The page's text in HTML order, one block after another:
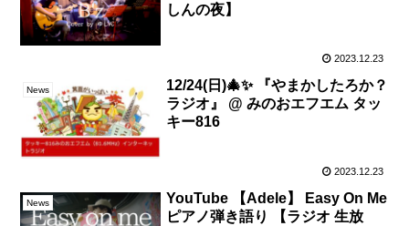
しんの夜】
2023.12.23
News
12/24(日)🎄✨ 『やまかしたろか？
ラジオ』 @ みのおエフエム タッ
キー816
2023.12.23
News
YouTube 【Adele】 Easy On Me
ピアノ弾き語り 【ラジオ 生放